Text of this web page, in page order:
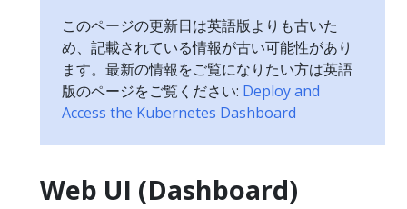
このページの更新日は英語版よりも古いた
め、記載されている情報が古い可能性があり
ます。最新の情報をご覧になりたい方は英語
版のページをご覧ください: Deploy and
Access the Kubernetes Dashboard
Web UI (Dashboard)